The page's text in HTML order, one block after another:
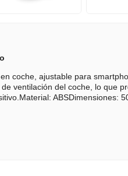
coche, ajustable para
ventilación del coche, lo que
ABSDimensiones: